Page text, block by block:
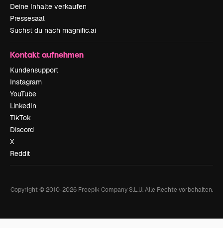
Deine Inhalte verkaufen
Pressesaal
Suchst du nach magnific.ai
Kontakt aufnehmen
Kundensupport
Instagram
YouTube
LinkedIn
TikTok
Discord
X
Reddit
Copyright © 2010-2026Freepik Company S.L.U. Alle Rechte vorbehalten.